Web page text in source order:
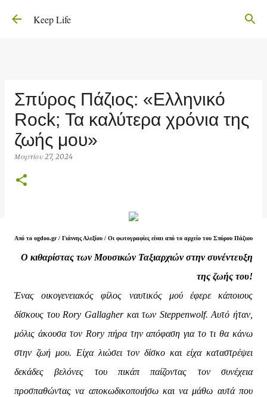
Μετάβαση στο κύριο περιεχόμενο
Keep Life
Σπύρος Πάζιος: «Ελληνικό
Rock; Τα καλύτερα χρόνια της
ζωής μου»
Μαρτίου 27, 2024
Από το ogdoo.gr / Γιάννης Αλεξίου / Οι φωτογραφίες είναι από το αρχείο του Σπύρου Πάζιου
Ο κιθαρίστας των Μουσικών Ταξιαρχιών στην συνέντευξη
της ζωής του!
Ένας οικογενειακός φίλος ναυτικός μού έφερε κάποιους
δίσκους του Rory Gallagher και των Steppenwolf. Αυτό ήταν,
μόλις άκουσα τον Rory πήρα την απόφαση για το τι θα κάνω
στην ζωή μου. Είχα λιώσει τον δίσκο και είχα καταστρέψει
δεκάδες βελόνες του πικάπ παίζοντας τον συνέχεια
προσπαθώντας να αποκωδικοποιήσω και να μάθω αυτά που